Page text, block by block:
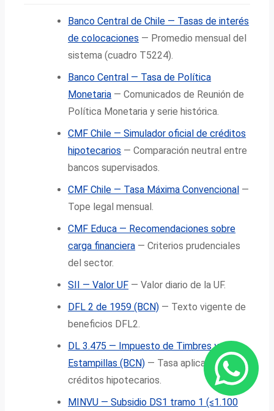
Banco Central de Chile — Tasas de interés
de colocaciones — Promedio mensual del
sistema (cuadro T5224).
Banco Central — Tasa de Política
Monetaria — Comunicados de Reunión de
Política Monetaria y serie histórica.
CMF Chile — Simulador oficial de créditos
hipotecarios — Comparación neutral entre
bancos supervisados.
CMF Chile — Tasa Máxima Convencional —
Tope legal mensual.
CMF Educa — Recomendaciones sobre
carga financiera — Criterios prudenciales
del sector.
SII — Valor UF — Valor diario de la UF.
DFL 2 de 1959 (BCN) — Texto vigente de
beneficios DFL2.
DL 3.475 — Impuesto de Timbres y
Estampillas (BCN) — Tasa aplicable a
créditos hipotecarios.
MINVU — Subsidio DS1 tramo 1 (≤1.100